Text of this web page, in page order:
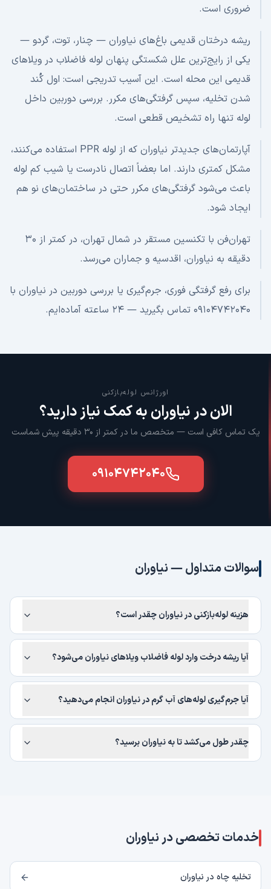
ضروری است.
ریشه درختان قدیمی باغ‌های نیاوران — چنار، توت، گردو —
یکی از رایج‌ترین علل شکستگی پنهان لوله فاضلاب در ویلاهای
قدیمی این محله است. این آسیب تدریجی است: اول کُند
شدن تخلیه، سپس گرفتگی‌های مکرر. بررسی دوربین داخل
لوله تنها راه تشخیص قطعی است.
آپارتمان‌های جدیدتر نیاوران که از لوله PPR استفاده می‌کنند،
مشکل کمتری دارند. اما بعضاً اتصال نادرست یا شیب کم لوله
باعث می‌شود گرفتگی‌های مکرر حتی در ساختمان‌های نو هم
ایجاد شود.
تهران‌فن با تکنسین مستقر در شمال تهران، در کمتر از ۳۰
دقیقه به نیاوران، اقدسیه و جماران می‌رسد.
برای رفع گرفتگی فوری، جرم‌گیری یا بررسی دوربین در نیاوران با
۰۹۱۰۴۷۴۲۰۴۰ تماس بگیرید — ۲۴ ساعته آماده‌ایم.
اورژانس لوله‌بازکنی
الان درنیاورانبه کمک نیاز دارید؟
یک تماس کافی است — متخصص ما در کمتر از ۳۰ دقیقه پیش شماست
۰۹۱۰۴۷۴۲۰۴۰
سوالات متداول —نیاوران
هزینه لوله‌بازکنی در نیاوران چقدر است؟
آیا ریشه درخت وارد لوله فاضلاب ویلاهای نیاوران می‌شود؟
آیا جرم‌گیری لوله‌های آب گرم در نیاوران انجام می‌دهید؟
چقدر طول می‌کشد تا به نیاوران برسید؟
خدمات تخصصی درنیاوران
تخلیه چاه در نیاوران